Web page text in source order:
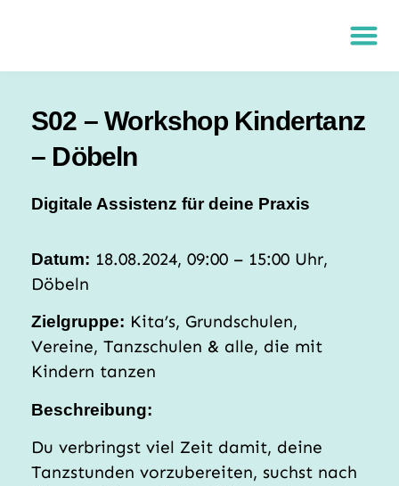
S02 – Workshop Kindertanz
– Döbeln
Digitale Assistenz für deine Praxis
Datum: 18.08.2024, 09:00 – 15:00 Uhr,
Döbeln
Zielgruppe: Kita’s, Grundschulen,
Vereine, Tanzschulen & alle, die mit
Kindern tanzen
Beschreibung:
Du verbringst viel Zeit damit, deine
Tanzstunden vorzubereiten, suchst nach